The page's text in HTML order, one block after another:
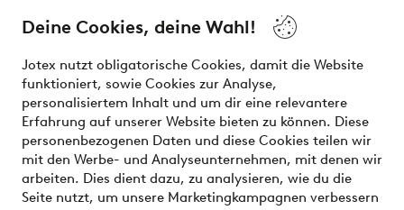
Deine Cookies, deine Wahl!
Jotex nutzt obligatorische Cookies, damit die Website
funktioniert, sowie Cookies zur Analyse,
personalisiertem Inhalt und um dir eine relevantere
Erfahrung auf unserer Website bieten zu können. Diese
personenbezogenen Daten und diese Cookies teilen wir
mit den Werbe- und Analyseunternehmen, mit denen wir
arbeiten. Dies dient dazu, zu analysieren, wie du die
Seite nutzt, um unsere Marketingkampagnen verbessern
Bedingungen
Sichere Zahlungen - Jetzt bezahlen oder aufteilen
Möchtest du mehr über unsere